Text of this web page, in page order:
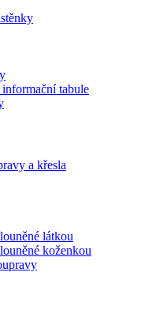
tabule
a křesla
látkou
koženkou